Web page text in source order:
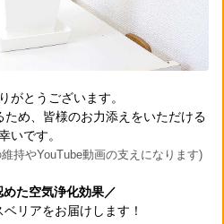
がとうございます。
め、皆様のお力添えをいただける
いです。
持やYouTube動画の支えになります)
た空気浄化効果／
リアをお届けします！